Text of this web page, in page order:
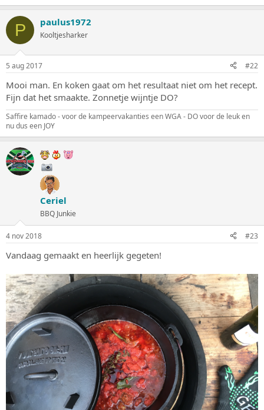
P paulus1972
Kooltjesharker
5 aug 2017 #22
Mooi man. En koken gaat om het resultaat niet om het recept.
Fijn dat het smaakte. Zonnetje wijntje DO?
Saffire kamado - voor de kampeervakanties een WGA - DO voor de leuk en
nu dus een JOY
Ceriel
BBQ Junkie
4 nov 2018 #23
Vandaag gemaakt en heerlijk gegeten!